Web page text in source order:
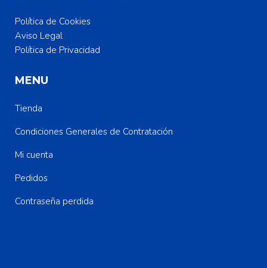
Política de Cookies
Aviso Legal
Política de Privacidad
MENU
Tienda
Condiciones Generales de Contratación
Mi cuenta
Pedidos
Contraseña perdida